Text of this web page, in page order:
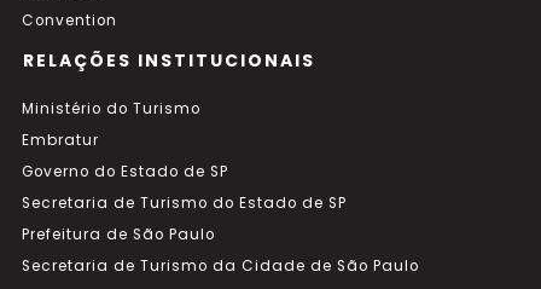
Convention
RELAÇÕES INSTITUCIONAIS
Ministério do Turismo
Embratur
Governo do Estado de SP
Secretaria de Turismo do Estado de SP
Prefeitura de São Paulo
Secretaria de Turismo da Cidade de São Paulo